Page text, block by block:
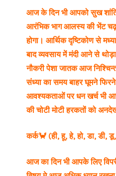
आज के दिन भी आपको सुख
आरंभिक भाग आलस्य की भेंट चढ़ने
होगा। आर्थिक दृष्टिकोण से
बाद व्यवसाय में मंदी आने से
नौकरी पेशा जातक आज
संध्या का समय बाहर घूमने
आवश्यकताओं पर धन खर्च भी
की चोटी मोटी हरकतों को
कर्क🦀 (ही, हू, हे, हो, डा, डी,
आज का दिन भी आपके लिए